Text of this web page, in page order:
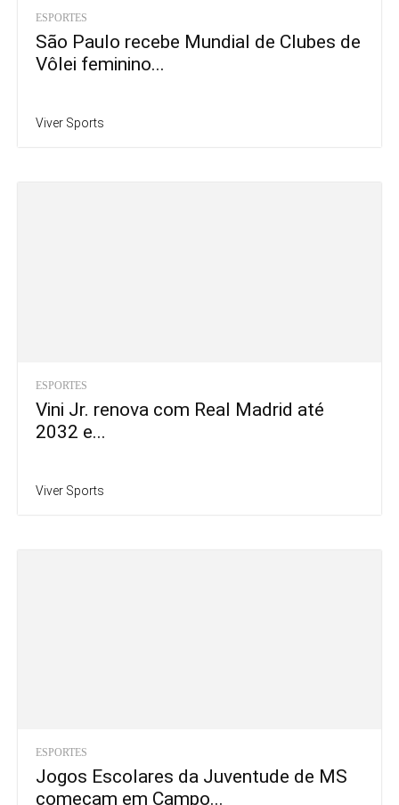
ESPORTES
São Paulo recebe Mundial de Clubes de
Vôlei feminino...
Viver Sports
ESPORTES
Vini Jr. renova com Real Madrid até
2032 e...
Viver Sports
ESPORTES
Jogos Escolares da Juventude de MS
começam em Campo...